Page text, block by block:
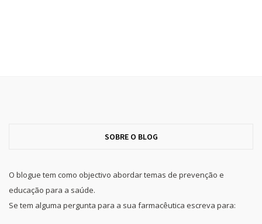
SOBRE O BLOG
O blogue tem como objectivo abordar temas de prevenção e
educação para a saúde.
Se tem alguma pergunta para a sua farmacêutica escreva para: